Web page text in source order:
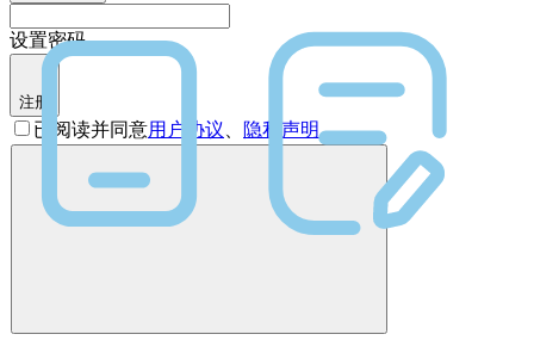
设置密码
注册
已阅读并同意用户协议 隐私声明